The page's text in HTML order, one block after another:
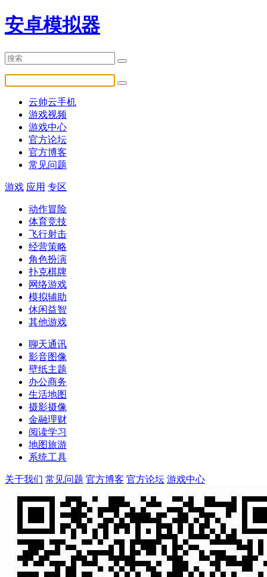
安卓模拟器
云帅云手机
游戏视频
游戏中心
官方论坛
官方博客
常见问题
游戏 应用 专区
动作冒险
体育竞技
飞行射击
经营策略
角色扮演
扑克棋牌
网络游戏
模拟辅助
休闲益智
其他游戏
聊天通讯
影音图像
壁纸主题
办公商务
生活地图
摄影摄像
金融理财
阅读学习
地图旅游
系统工具
关于我们 常见问题 官方博客 官方论坛 游戏中心